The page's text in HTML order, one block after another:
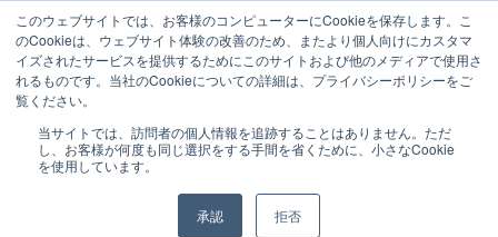
このウェブサイトでは、お客様のコンピューターにCookieを保存します。こ
のCookieは、ウェブサイト体験の改善のため、またより個人向けにカスタマ
イズされたサービスを提供するためにこのサイトおよび他のメディアで使用さ
れるものです。当社のCookieについての詳細は、プライバシーポリシーをご
覧ください。
当サイトでは、訪問者の個人情報を追跡することはありません。ただ
し、お客様が何度も同じ選択をする手間を省くために、小さなCookie
を使用しています。
承認 拒否
DOWNLOAD